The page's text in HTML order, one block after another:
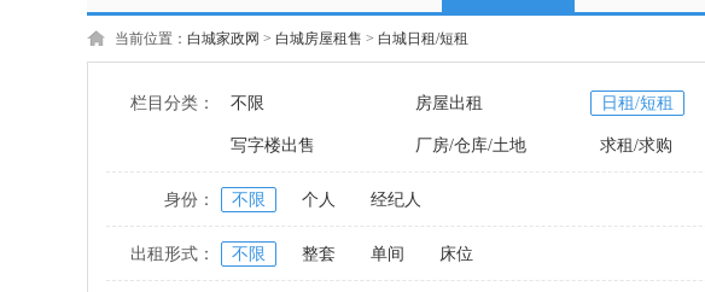
商品 店铺
当前位置： 白城家政网 > 白城房屋租售 > 白城日租/短租
栏目分类： 不限 房屋出租 日租/短租
写字楼出售 厂房/仓库/土地 求租/求购
身份： 不限 个人 经纪人
出租形式： 不限 整套 单间 床位